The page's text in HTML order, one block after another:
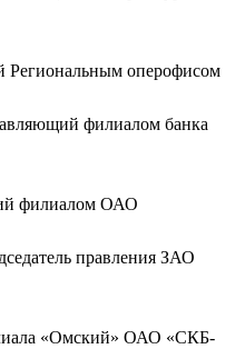
оперофисом
филиалом банка
филиалом ОАО
правления ЗАО
«Омский» ОАО «СКБ-